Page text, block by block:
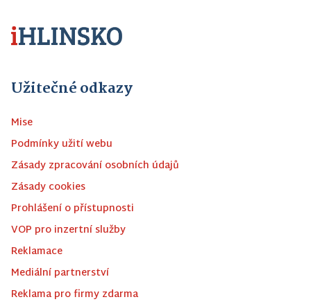
Užitečné odkazy
Mise
Podmínky užití webu
Zásady zpracování osobních údajů
Zásady cookies
Prohlášení o přístupnosti
VOP pro inzertní služby
Reklamace
Mediální partnerství
Reklama pro firmy zdarma